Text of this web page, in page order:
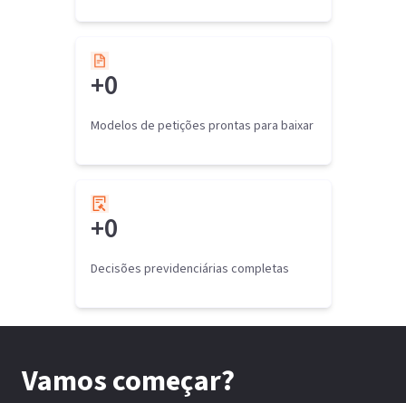
+0
Modelos de petições prontas para baixar
+0
Decisões previdenciárias completas
Vamos começar?